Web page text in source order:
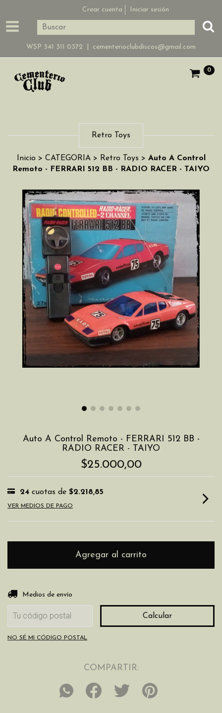
Crear cuenta Iniciar sesión
WSP 341 311 0372 | cementerioclubdiscos@gmail.com
0
Retro Toys
Inicio > CATEGORIA > Retro Toys > Auto A Control
Remoto - FERRARI 512 BB - RADIO RACER - TAIYO
Auto A Control Remoto - FERRARI 512 BB -
RADIO RACER - TAIYO
$25.000,00
24 cuotas de $2.218,85
VER MEDIOS DE PAGO
Entregas para el CP:
Medios de envío
Calcular
NO SÉ MI CÓDIGO POSTAL
COMPARTIR: